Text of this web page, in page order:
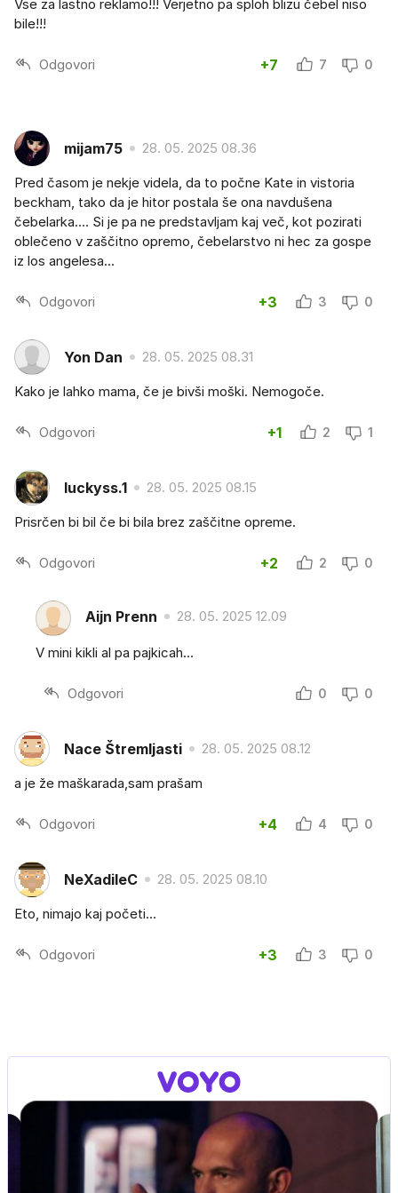
Vse za lastno reklamo!!! Verjetno pa sploh blizu čebel niso
bile!!!
Odgovori +7 7 0
mijam75 28. 05. 2025 08.36
Pred časom je nekje videla, da to počne Kate in vistoria
beckham, tako da je hitor postala še ona navdušena
čebelarka.... Si je pa ne predstavljam kaj več, kot pozirati
oblečeno v zaščitno opremo, čebelarstvo ni hec za gospe
iz los angelesa...
Odgovori +3 3 0
Yon Dan 28. 05. 2025 08.31
Kako je lahko mama, če je bivši moški. Nemogoče.
Odgovori +1 2 1
luckyss.1 28. 05. 2025 08.15
Prisrčen bi bil če bi bila brez zaščitne opreme.
Odgovori +2 2 0
Aijn Prenn 28. 05. 2025 12.09
V mini kikli al pa pajkicah...
Odgovori 0 0
Nace Štremljasti 28. 05. 2025 08.12
a je že maškarada,sam prašam
Odgovori +4 4 0
NeXadileC 28. 05. 2025 08.10
Eto, nimajo kaj početi...
Odgovori +3 3 0